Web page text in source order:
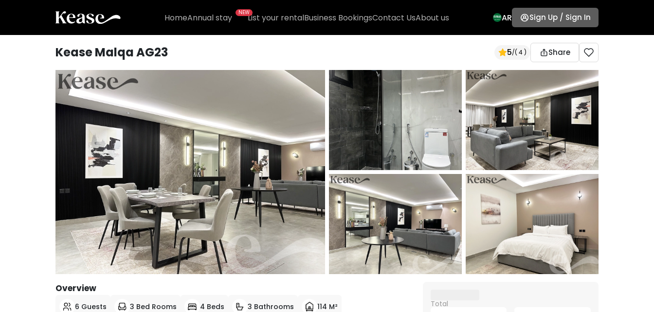
HomeAnnual stay NEWList your rentalBusiness BookingsContact UsAbout us AR Sign Up / Sign In
Kease Malqa AG23 5/( 4 ) Share
View All Photos
Overview
6 Guests 3 Bed Rooms 4 Beds 3 Bathrooms 114 M² Total